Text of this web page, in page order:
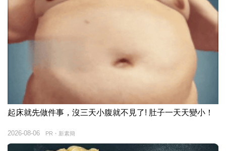
起床就先做件事，沒三天小腹就不見了! 肚子一天天變小！
PR・新素簡
2026-08-06